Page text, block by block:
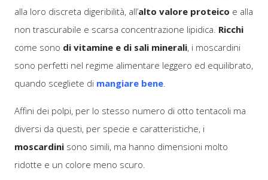
alla loro discreta digeribilità, all’alto valore proteico e alla
non trascurabile e scarsa concentrazione lipidica. Ricchi
come sono di vitamine e di sali minerali, i moscardini
sono perfetti nel regime alimentare leggero ed equilibrato,
quando scegliete di mangiare bene
Affini dei polpi, per lo stesso numero di otto tentacoli ma
diversi da questi, per specie e caratteristiche, i
moscardini sono simili, ma hanno dimensioni molto
ridotte e un colore meno scuro.